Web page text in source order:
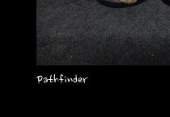
Pathfinder